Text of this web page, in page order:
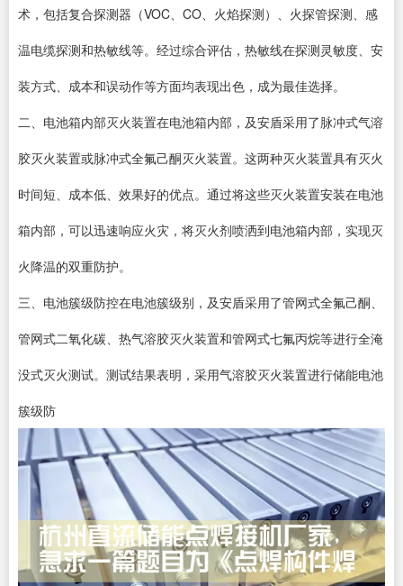
术，包括复合探测器（VOC、CO、火焰探测）、火探管探测、感
温电缆探测和热敏线等。经过综合评估，热敏线在探测灵敏度、安
装方式、成本和误动作等方面均表现出色，成为最佳选择。
二、电池箱内部灭火装置在电池箱内部，及安盾采用了脉冲式气溶
胶灭火装置或脉冲式全氟己酮灭火装置。这两种灭火装置具有灭火
时间短、成本低、效果好的优点。通过将这些灭火装置安装在电池
箱内部，可以迅速响应火灾，将灭火剂喷洒到电池箱内部，实现灭
火降温的双重防护。
三、电池簇级防控在电池簇级别，及安盾采用了管网式全氟己酮、
管网式二氧化碳、热气溶胶灭火装置和管网式七氟丙烷等进行全淹
没式灭火测试。测试结果表明，采用气溶胶灭火装置进行储能电池
簇级防